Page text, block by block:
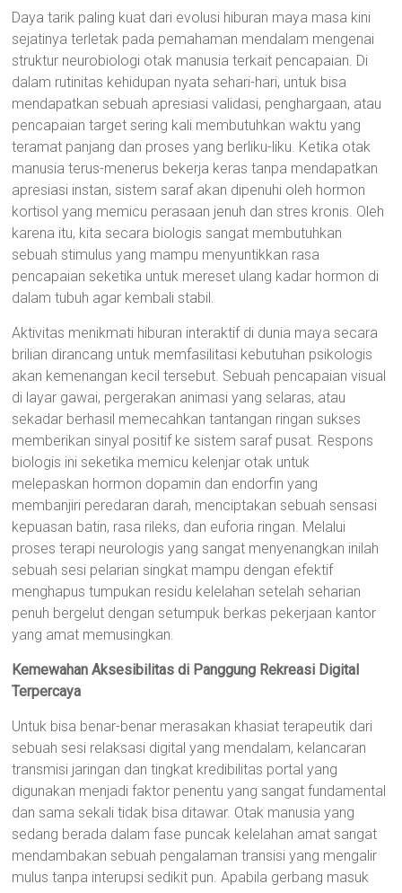
Daya tarik paling kuat dari evolusi hiburan maya masa kini
sejatinya terletak pada pemahaman mendalam mengenai
struktur neurobiologi otak manusia terkait pencapaian. Di
dalam rutinitas kehidupan nyata sehari-hari, untuk bisa
mendapatkan sebuah apresiasi validasi, penghargaan, atau
pencapaian target sering kali membutuhkan waktu yang
teramat panjang dan proses yang berliku-liku. Ketika otak
manusia terus-menerus bekerja keras tanpa mendapatkan
apresiasi instan, sistem saraf akan dipenuhi oleh hormon
kortisol yang memicu perasaan jenuh dan stres kronis. Oleh
karena itu, kita secara biologis sangat membutuhkan
sebuah stimulus yang mampu menyuntikkan rasa
pencapaian seketika untuk mereset ulang kadar hormon di
dalam tubuh agar kembali stabil.
Aktivitas menikmati hiburan interaktif di dunia maya secara
brilian dirancang untuk memfasilitasi kebutuhan psikologis
akan kemenangan kecil tersebut. Sebuah pencapaian visual
di layar gawai, pergerakan animasi yang selaras, atau
sekadar berhasil memecahkan tantangan ringan sukses
memberikan sinyal positif ke sistem saraf pusat. Respons
biologis ini seketika memicu kelenjar otak untuk
melepaskan hormon dopamin dan endorfin yang
membanjiri peredaran darah, menciptakan sebuah sensasi
kepuasan batin, rasa rileks, dan euforia ringan. Melalui
proses terapi neurologis yang sangat menyenangkan inilah
sebuah sesi pelarian singkat mampu dengan efektif
menghapus tumpukan residu kelelahan setelah seharian
penuh bergelut dengan setumpuk berkas pekerjaan kantor
yang amat memusingkan.
Kemewahan Aksesibilitas di Panggung Rekreasi Digital
Terpercaya
Untuk bisa benar-benar merasakan khasiat terapeutik dari
sebuah sesi relaksasi digital yang mendalam, kelancaran
transmisi jaringan dan tingkat kredibilitas portal yang
digunakan menjadi faktor penentu yang sangat fundamental
dan sama sekali tidak bisa ditawar. Otak manusia yang
sedang berada dalam fase puncak kelelahan amat sangat
mendambakan sebuah pengalaman transisi yang mengalir
mulus tanpa interupsi sedikit pun. Apabila gerbang masuk